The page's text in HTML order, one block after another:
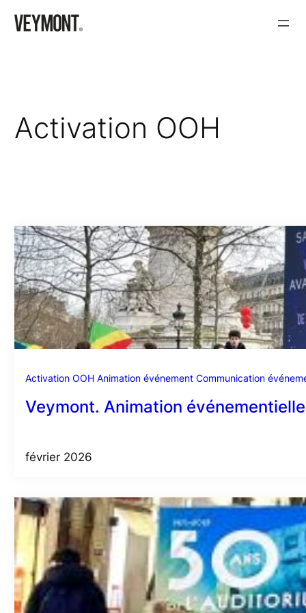
Aller
au
Activation OOH
Activation OOH Animation événement Communication
Veymont. Animation
février 2026